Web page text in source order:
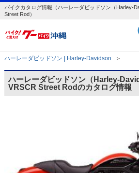
バイクカタログ情報（ハーレーダビッドソン（Harley-
Street Rod）
ハーレーダビッドソン | Harley-Davidson ＞
ハーレーダビッドソン（Harley-
VRSCR Street Rodのカタログ情報